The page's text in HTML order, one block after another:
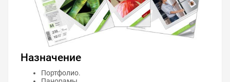
Назначение
Портфолио.